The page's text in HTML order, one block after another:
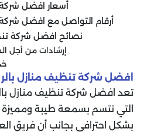
أسعار افضل شركة تنظيف منازل بالرياض
أرقام التواصل مع افضل شركة تنظيف منازل بالرياض
إرشادات من أجل
افضل شركة تنظيف منازل
تعد افضل شركة تنظيف منازل
التي تتسم بسمعة طيبة
بشكل احترافي بجانب أن فريق